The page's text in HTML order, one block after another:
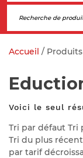
Accueil /
Voici le seul
Tri par défaut Tri
Tri du plus
par tarif